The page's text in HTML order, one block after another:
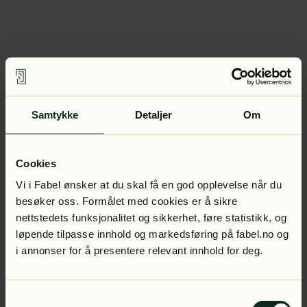
Samtykke Detaljer Om
Cookies
Vi i Fabel ønsker at du skal få en god opplevelse når du
besøker oss. Formålet med cookies er å sikre
nettstedets funksjonalitet og sikkerhet, føre statistikk, og
løpende tilpasse innhold og markedsføring på fabel.no og
i annonser for å presentere relevant innhold for deg.